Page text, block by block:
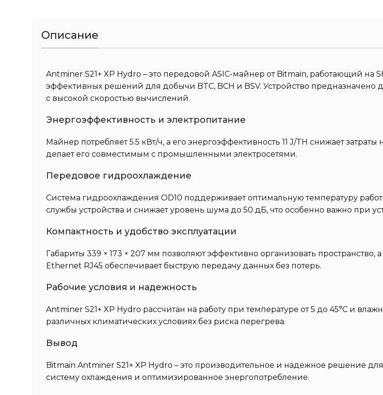
Описание
Antminer S21+ XP Hydro – это передовой ASIC-майнер от Bitmain, работающий на
эффективных решений для добычи BTC, BCH и BSV. Устройство
с высокой скоростью вычислений.
Энергоэффективность и электропитание
Майнер потребляет 5.5 кВт/ч, а его энергоэффективность 11 J/TH снижает
делает его совместимым с промышленными электросетями.
Передовое гидроохлаждение
Система гидроохлаждения OD10 поддерживает оптимальную температуру
службы устройства и снижает уровень шума до 50 дБ, что особенно важно при
Компактность и удобство эксплуатации
Габариты 339 × 173 × 207 мм позволяют эффективно организовать пространство,
Ethernet RJ45 обеспечивает быструю передачу данных без потерь.
Рабочие условия и надежность
Antminer S21+ XP Hydro рассчитан на работу при температуре от 5 до 45°C и
различных климатических условиях без риска перегрева.
Вывод
Bitmain Antminer S21+ XP Hydro – это производительное и надежное решение
систему охлаждения и оптимизированное энергопотребление.